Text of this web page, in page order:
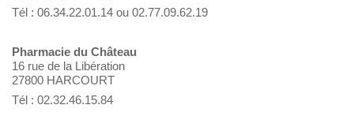
Tél : 06.34.22.01.14 ou 02.77.09.62.19
Pharmacie du Château
16 rue de la Libération
27800 HARCOURT
Tél : 02.32.46.15.84